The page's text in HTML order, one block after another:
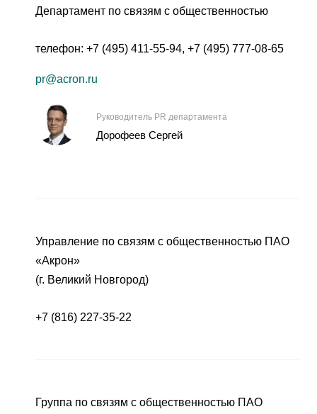
Департамент по связям с общественностью
телефон: +7 (495) 411-55-94, +7 (495) 777-08-65
pr@acron.ru
Руководитель PR департамента
Дорофеев Сергей
Управление по связям с общественностью ПАО
«Акрон»
(г. Великий Новгород)
+7 (816) 227-35-22
Группа по связям с общественностью ПАО